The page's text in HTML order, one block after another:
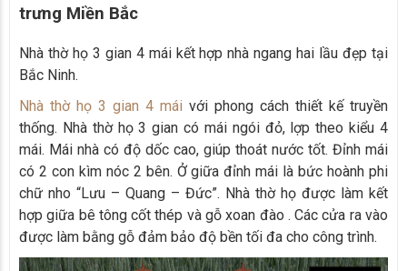
trưng Miền Bắc
Nhà thờ họ 3 gian 4 mái kết hợp nhà ngang hai lầu đẹp tại
Bắc Ninh.
Nhà thờ họ 3 gian 4 mái với phong cách thiết kế truyền
thống. Nhà thờ họ 3 gian có mái ngói đỏ, lợp theo kiểu 4
mái. Mái nhà có độ dốc cao, giúp thoát nước tốt. Đỉnh mái
có 2 con kìm nóc 2 bên. Ở giữa đỉnh mái là bức hoành phi
chữ nho “Lưu – Quang – Đức”. Nhà thờ họ được làm kết
hợp giữa bê tông cốt thép và gỗ xoan đào . Các cửa ra vào
được làm bằng gỗ đảm bảo độ bền tối đa cho công trình.